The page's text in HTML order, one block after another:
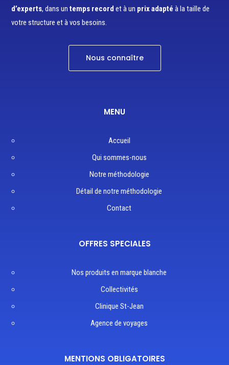
d’experts, dans untemps record et à un prix adapté à la taille de
votre structure et à vos besoins.
Nous connaître
MENU
Accueil
Qui sommes-nous
Notre méthodologie
Détail de notre méthodologie
Contact
OFFRES SPECIALES
Nos produits en marque blanche
Collectivités
Clinique St-Jean
Agence de voyages
MENTIONS OBLIGATOIRES